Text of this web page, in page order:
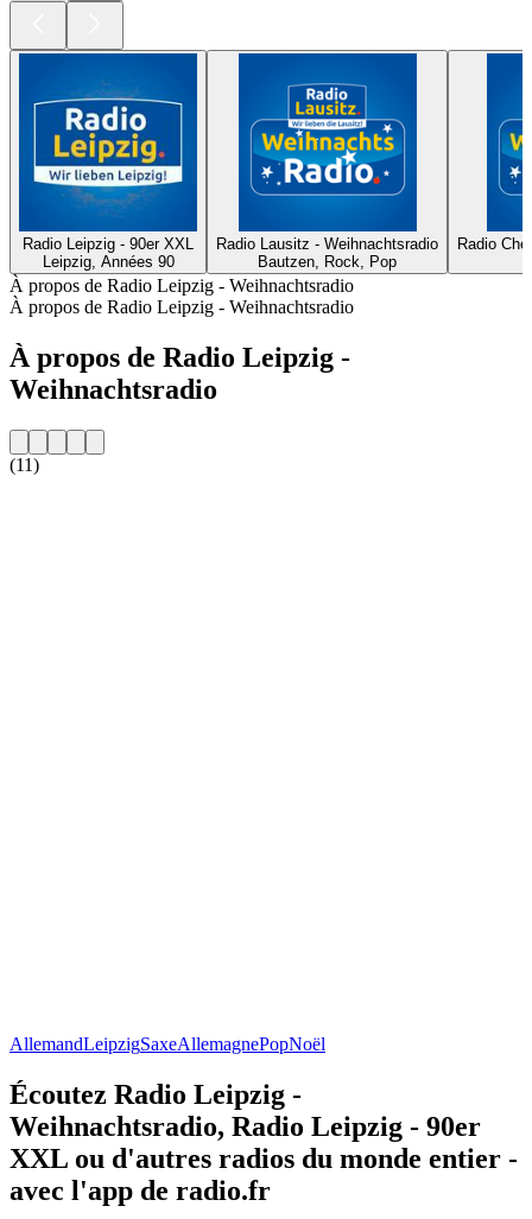
Radio Leipzig - 90er XXL
Leipzig, Années 90
Radio Lausitz - Weihnachtsradio
Bautzen, Rock, Pop
Radio
À propos de Radio Leipzig - Weihnachtsradio
À propos de Radio Leipzig - Weihnachtsradio
À propos de Radio Leipzig -
Weihnachtsradio
(11)
AllemandLeipzigSaxeAllemagnePopNoël
Écoutez Radio Leipzig -
Weihnachtsradio, Radio Leipzig - 90er
XXL ou d'autres radios du monde entier -
avec l'app de radio.fr